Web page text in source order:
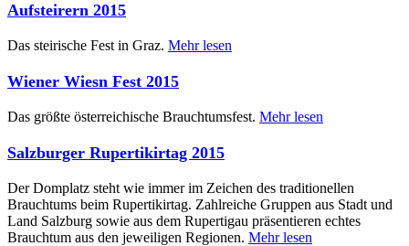
Aufsteirern 2015
Das steirische Fest in Graz. Mehr lesen
Wiener Wiesn Fest 2015
Das größte österreichische Brauchtumsfest. Mehr lesen
Salzburger Rupertikirtag 2015
Der Domplatz steht wie immer im Zeichen des traditionellen
Brauchtums beim Rupertikirtag. Zahlreiche Gruppen aus Stadt und
Land Salzburg sowie aus dem Rupertigau präsentieren echtes
Brauchtum aus den jeweiligen Regionen. Mehr lesen